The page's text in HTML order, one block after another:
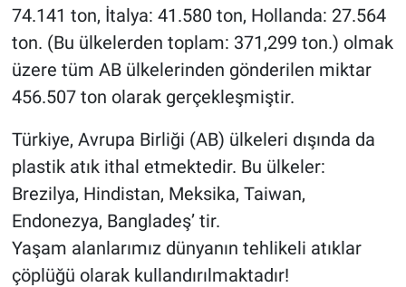
74.141 ton, İtalya: 41.580 ton, Hollanda: 27.564
ton. (Bu ülkelerden toplam: 371,299 ton.) olmak
üzere tüm AB ülkelerinden gönderilen miktar
456.507 ton olarak gerçekleşmiştir.
Türkiye, Avrupa Birliği (AB) ülkeleri dışında da
plastik atık ithal etmektedir. Bu ülkeler:
Brezilya, Hindistan, Meksika, Taiwan,
Endonezya, Bangladeş’ tir.
Yaşam alanlarımız dünyanın tehlikeli atıklar
çöplüğü olarak kullandırılmaktadır!